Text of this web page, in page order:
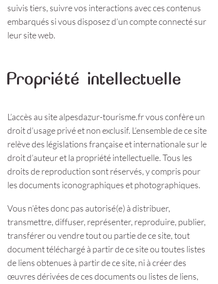
suivis tiers, suivre vos interactions avec ces contenus
embarqués si vous disposez d’un compte connecté sur
leur site web.
Propriété intellectuelle
L’accès au site alpesdazur-tourisme.fr vous confère un
droit d’usage privé et non exclusif. L’ensemble de ce site
relève des législations française et internationale sur le
droit d’auteur et la propriété intellectuelle. Tous les
droits de reproduction sont réservés, y compris pour
les documents iconographiques et photographiques.
Vous n’êtes donc pas autorisé(e) à distribuer,
transmettre, diffuser, représenter, reproduire, publier,
transférer ou vendre tout ou partie de ce site, tout
document téléchargé à partir de ce site ou toutes listes
de liens obtenues à partir de ce site, ni à créer des
œuvres dérivées de ces documents ou listes de liens,